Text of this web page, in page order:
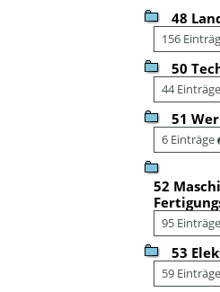
48
156
50
44 Einträge
51
6 Einträge
52
95 Einträge
53
59 Einträge